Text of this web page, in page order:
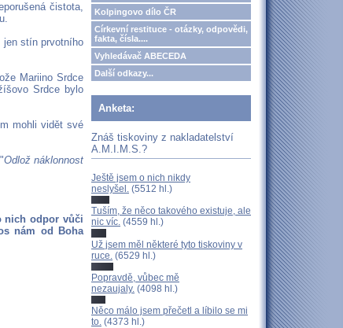
čistota,
jen stín prvotního
Mariino Srdce
Srdce bylo
mohli vidět své
Odlož náklonnost
nich odpor vůči
nám od Boha
Kolpingovo dílo ČR
Církevní restituce - otázky, odpovědi,
fakta, čísla....
Vyhledávač ABECEDA
Další odkazy...
Anketa:
Znáš tiskoviny z nakladatelství
A.M.I.M.S.?
Ještě jsem o nich nikdy
neslyšel. (5512 hl.)
Tuším, že něco takového existuje, ale
nic víc. (4559 hl.)
Už jsem měl některé tyto tiskoviny v
ruce. (6529 hl.)
Popravdě, vůbec mě
nezaujaly. (4098 hl.)
Něco málo jsem přečetl a líbilo se mi
to. (4373 hl.)